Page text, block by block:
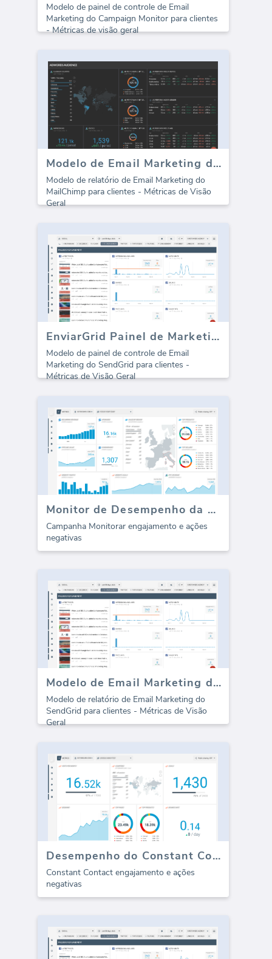
Modelo de painel de controle de Email
Marketing do Campaign Monitor para clientes
- Métricas de visão geral
Modelo de Email Marketing do MailChimp para agências (Relatório)
Modelo de relatório de Email Marketing do
MailChimp para clientes - Métricas de Visão
Geral
EnviarGrid Painel de Marketing por Email
Modelo de painel de controle de Email
Marketing do SendGrid para clientes -
Métricas de Visão Geral
Monitor de Desempenho da Campaign
Campanha Monitorar engajamento e ações
negativas
Modelo de Email Marketing do SendGrid para agências (Relatório)
Modelo de relatório de Email Marketing do
SendGrid para clientes - Métricas de Visão
Geral
Desempenho do Constant Contact
Constant Contact engajamento e ações
negativas